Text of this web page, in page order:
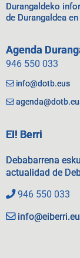
Durangaldeko
de Durangaldea
Agenda
946 550 033
info@dotb.eus
EI! Berri
Debabarrena
actualidad de
946 550 033